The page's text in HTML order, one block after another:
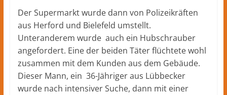
Der Supermarkt wurde dann von Polizeikräften
aus Herford und Bielefeld umstellt.
Unteranderem wurde auch ein Hubschrauber
angefordert. Eine der beiden Täter flüchtete wohl
zusammen mit dem Kunden aus dem Gebäude.
Dieser Mann, ein 36-Jähriger aus Lübbecker
wurde nach intensiver Suche, dann mit einer